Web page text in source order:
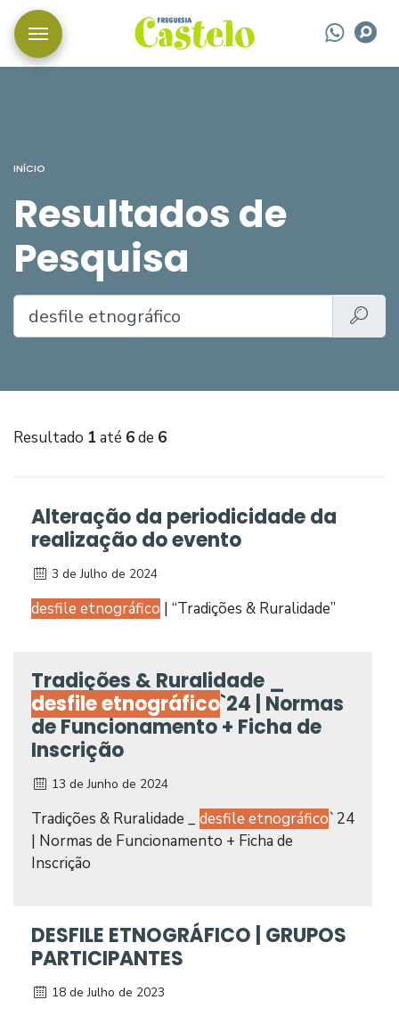
INÍCIO
Resultados de
Pesquisa
Resultado 1 até 6de 6
Alteração da periodicidade da
realização do evento
3 de Julho de 2024
desfile etnográfico | “Tradições & Ruralidade”
Tradições & Ruralidade _
desfile etnográfico`24 | Normas
de Funcionamento + Ficha de
Inscrição
13 de Junho de 2024
Tradições & Ruralidade _desfile etnográfico`24
| Normas de Funcionamento + Ficha de
Inscrição
DESFILE ETNOGRÁFICO | GRUPOS
PARTICIPANTES
18 de Julho de 2023